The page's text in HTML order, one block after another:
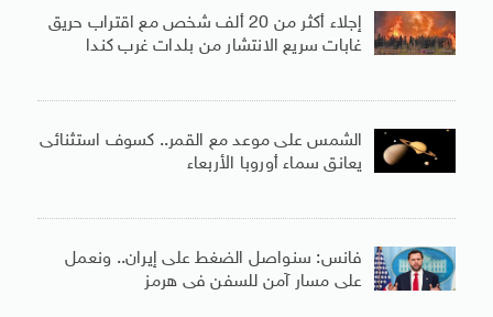
إجلاء أكثر من 20 ألف شخص مع اقتراب حريق
غابات سريع الانتشار من بلدات غرب كندا
الشمس على موعد مع القمر.. كسوف استثنائى
يعانق سماء أوروبا الأربعاء
فانس: سنواصل الضغط على إيران.. ونعمل
على مسار آمن للسفن فى هرمز